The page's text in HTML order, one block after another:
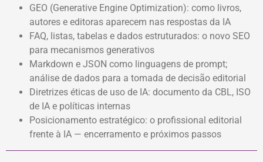
GEO (Generative Engine Optimization): como livros,
autores e editoras aparecem nas respostas da IA
FAQ, listas, tabelas e dados estruturados: o novo SEO
para mecanismos generativos
Markdown e JSON como linguagens de prompt;
análise de dados para a tomada de decisão editorial
Diretrizes éticas de uso de IA: documento da CBL, ISO
de IA e políticas internas
Posicionamento estratégico: o profissional editorial
frente à IA — encerramento e próximos passos